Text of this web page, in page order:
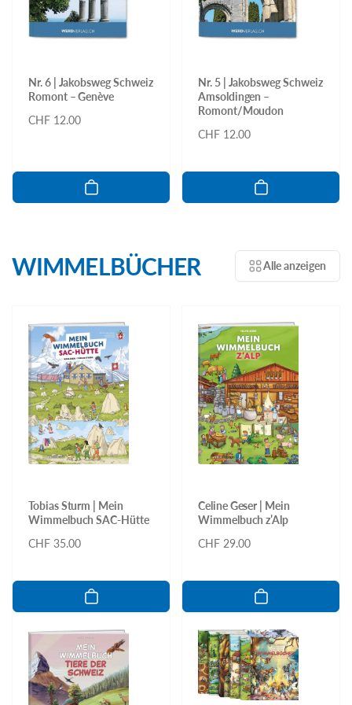
Nr. 6 | Jakobsweg Schweiz
Romont – Genève
Normaler
CHF 12.00
Nr. 5 | Jakobsweg Schweiz
Amsoldingen –
Romont/Moudon
Normaler
CHF 12.00
WIMMELBÜCHER Alle anzeigen
Tobias Sturm | Mein
Wimmelbuch SAC-Hütte
Normaler
CHF 35.00
Celine Geser | Mein
Wimmelbuch z’Alp
Normaler
CHF 29.00